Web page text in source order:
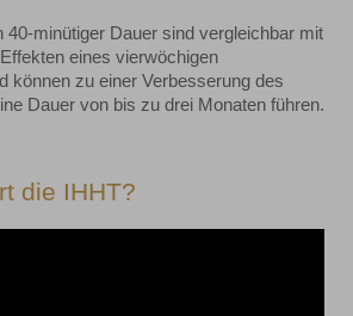
40-minütiger Dauer sind vergleichbar mit
eines vierwöchigen
können zu einer Verbesserung des
Dauer von bis zu drei Monaten führen.
die IHHT?